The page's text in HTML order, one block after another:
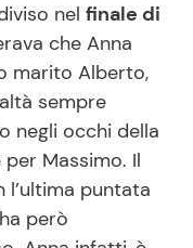
in TV
Piatti
Facili e Veloci
Feste
nel finale di
che Anna
marito Alberto,
sempre
negli occhi della
Massimo. Il
l’ultima puntata
però